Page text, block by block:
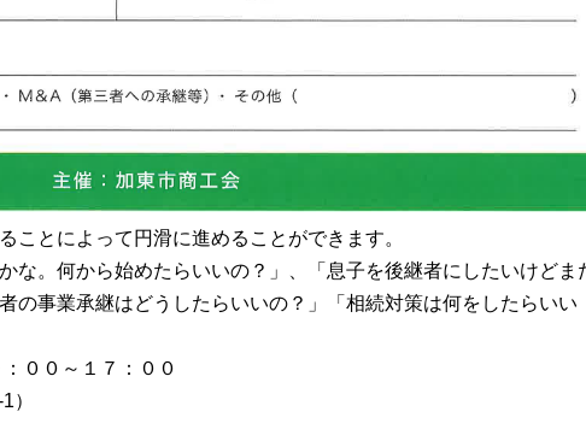
ことによって円滑に進めることができます。
な。何から始めたらいいの？」、「息子を後継者にしたいけどま
の事業承継はどうしたらいいの？」「相続対策は何をしたらいい
００～１７：００
）